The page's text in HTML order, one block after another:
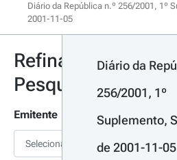
Diário da República n.º 256/2001, 1º
2001-11-05
Refinar
Pesquisa
Emitente
Selecionar
Diário da
256/2001, 1º
Suplemento,
de 2001-11-05